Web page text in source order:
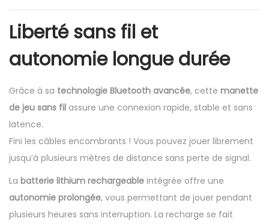
Liberté sans fil et
autonomie longue durée
Grâce à sa technologie Bluetooth avancée, cette manette
de jeu sans fil assure une connexion rapide, stable et sans
latence.
Fini les câbles encombrants ! Vous pouvez jouer librement
jusqu’à plusieurs mètres de distance sans perte de signal.
La batterie lithium rechargeable intégrée offre une
autonomie prolongée, vous permettant de jouer pendant
plusieurs heures sans interruption. La recharge se fait